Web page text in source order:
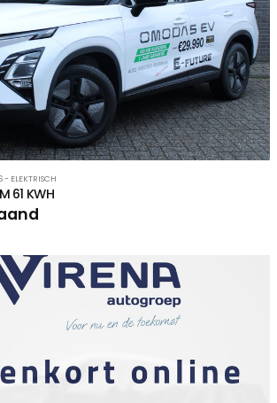
ELEKTRISCH
61 KWH